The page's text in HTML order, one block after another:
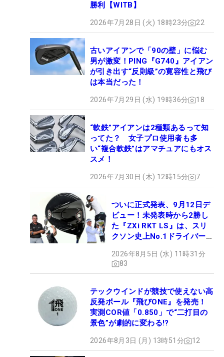
勝利【WITB】
2026年7月28日 (火) 18時23分 22
古いアイアンで「90の壁」に悩む
男が激変！PING『G740』アイアン
が引き出す“反則級”の寛容性と飛び
は本当だった！
2026年7月29日 (水) 19時36分 18
“軟鉄”アイアンは2種類あるって知
ってた？ 女子プロ使用者も多
い“複合軟鉄”はアマチュアにもオス
スメ！
2026年7月30日 (木) 12時15分 7
ついに正式発表、9月12日デ
ビュー！未発表時から2勝し
た『ZXi RKT LS』は、スリ
クソン史上No.1ドライバー!?
2026年8月5日 (水) 11時31分
83
テックウインドが競技で使えない高
反発ボール『飛びONE』を発売！
実測COR値「0.850」で“二打目の
景色”が劇的に変わる!?
2026年8月3日 (月) 13時51分 12